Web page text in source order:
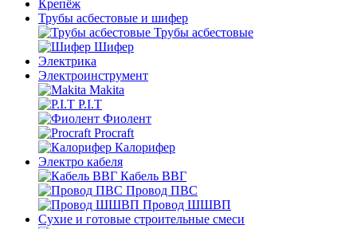
Крепёж
Трубы асбестовые и шифер
Трубы асбестовые
Шифер
Электрика
Электроинструмент
Makita
P.I.T
Фиолент
Procraft
Калорифер
Электро кабеля
Кабель ВВГ
Провод ПВС
Провод ШШВП
Сухие и готовые строительные смеси